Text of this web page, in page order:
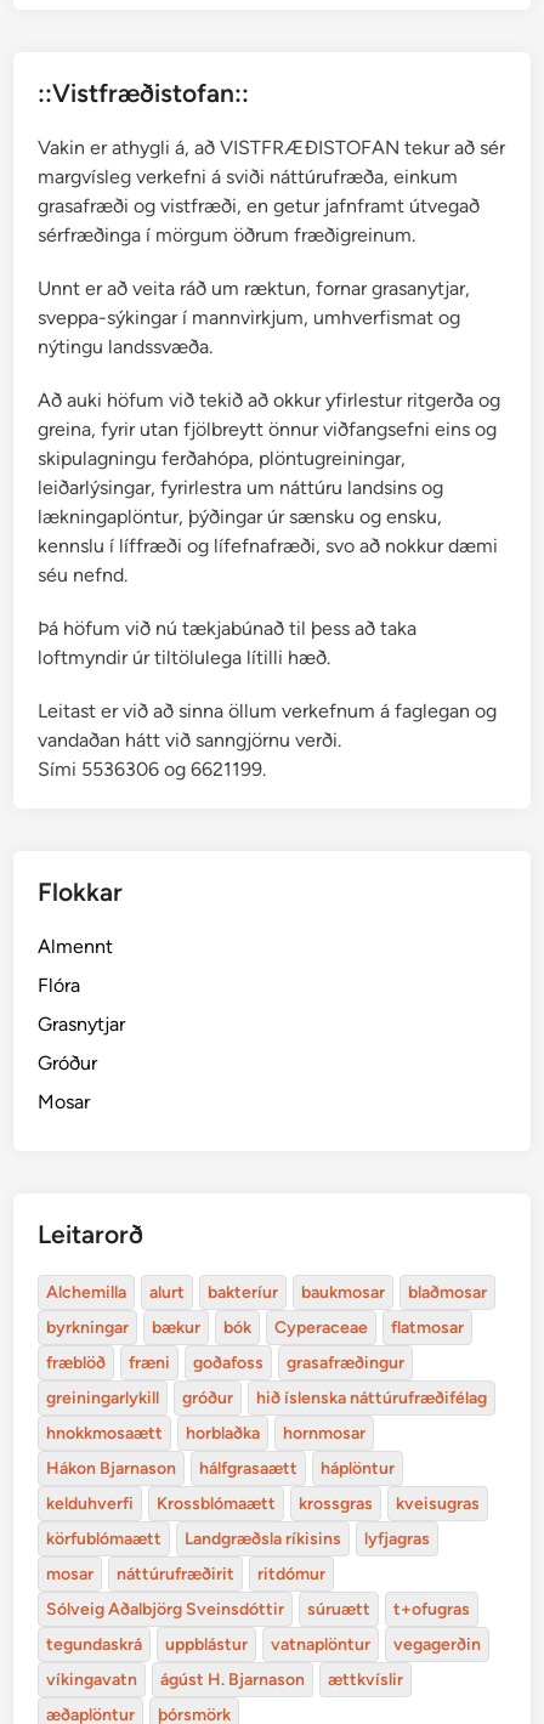
e
ð
i
::Vistfræðistofan::
Vakin er athygli á, að VISTFRÆÐISTOFAN tekur að sér
margvísleg verkefni á sviði náttúrufræða, einkum
grasafræði og vistfræði, en getur jafnframt útvegað
sérfræðinga í mörgum öðrum fræðigreinum.
Unnt er að veita ráð um ræktun, fornar grasanytjar,
sveppa-sýkingar í mannvirkjum, umhverfismat og
nýtingu landssvæða.
Að auki höfum við tekið að okkur yfirlestur ritgerða og
greina, fyrir utan fjölbreytt önnur viðfangsefni eins og
skipulagningu ferðahópa, plöntugreiningar,
leiðarlýsingar, fyrirlestra um náttúru landsins og
lækningaplöntur, þýðingar úr sænsku og ensku,
kennslu í líffræði og lífefnafræði, svo að nokkur dæmi
séu nefnd.
Þá höfum við nú tækjabúnað til þess að taka
loftmyndir úr tiltölulega lítilli hæð.
Leitast er við að sinna öllum verkefnum á faglegan og
vandaðan hátt við sanngjörnu verði.
Sími 5536306 og 6621199.
Flokkar
Almennt
Flóra
Grasnytjar
Gróður
Mosar
Leitarorð
Alchemilla alurt bakteríur baukmosar
blaðmosar
byrkningar
bækur bók Cyperaceae
flatmosar
fræblöð
fræni goðafoss
grasafræðingur
greiningarlykill
gróður
hið íslenska náttúrufræðifélag
hnokkmosaætt
horblaðka
hornmosar
Hákon Bjarnason
hálfgrasaætt
háplöntur
kelduhverfi
Krossblómaætt krossgras
kveisugras
körfublómaætt
Landgræðsla ríkisins
lyfjagras
mosar
náttúrufræðirit
ritdómur
Sólveig Aðalbjörg Sveinsdóttir
súruætt
t+ofugras
tegundaskrá
uppblástur vatnaplöntur
vegagerðin
víkingavatn
ágúst H. Bjarnason
ættkvíslir
æðaplöntur
þórsmörk